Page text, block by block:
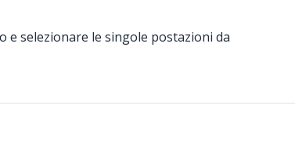
e selezionare le singole postazioni da